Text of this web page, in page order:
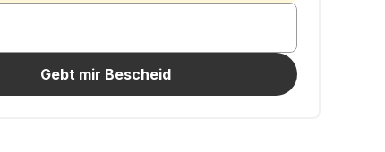
Gebt mir Bescheid